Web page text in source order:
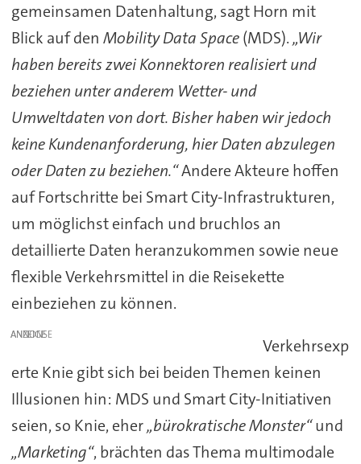
gemeinsamen Datenhaltung, sagt Horn mit
Blick auf den Mobility Data Space(MDS).„Wir
haben bereits zwei Konnektoren realisiert und
beziehen unter anderem Wetter- und
Umweltdaten von dort. Bisher haben wir jedoch
keine Kundenanforderung, hier Daten abzulegen
oder Daten zu beziehen.“Andere Akteure hoffen
auf Fortschritte bei Smart City-Infrastrukturen,
um möglichst einfach und bruchlos an
detaillierte Daten heranzukommen sowie neue
flexible Verkehrsmittel in die Reisekette
einbeziehen zu können.
ANZEIGE
Verkehrsexp
erte Knie gibt sich bei beiden Themen keinen
Illusionen hin: MDS und Smart City-Initiativen
seien, so Knie, eher„bürokratische Monster“und
„Marketing“, brächten das Thema multimodale